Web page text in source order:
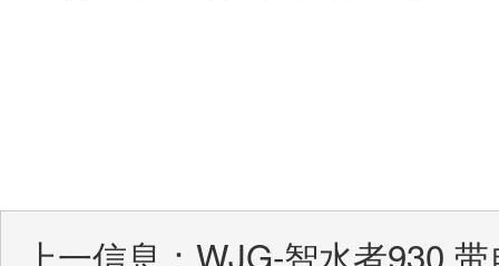
上一信息： WJG-智水者930